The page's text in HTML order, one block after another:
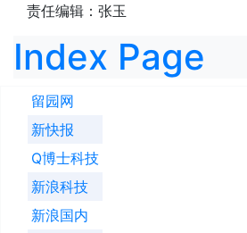
责任编辑：张玉
Index Page
留园网
新快报
Q博士科技
新浪科技
新浪国内